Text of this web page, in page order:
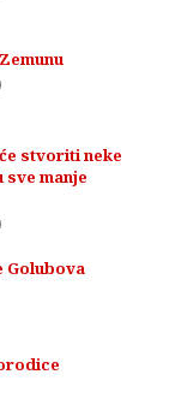
stvoriti neke
sve manje
Golubova